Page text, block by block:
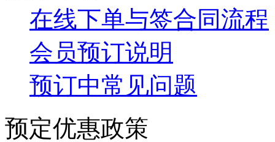
在线下单与签合同流程
会员预订说明
预订中常见问题
预定优惠政策